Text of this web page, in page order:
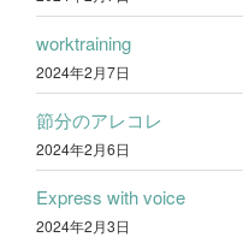
worktraining
2024年2月7日
節分のアレコレ
2024年2月6日
Express with voice
2024年2月3日